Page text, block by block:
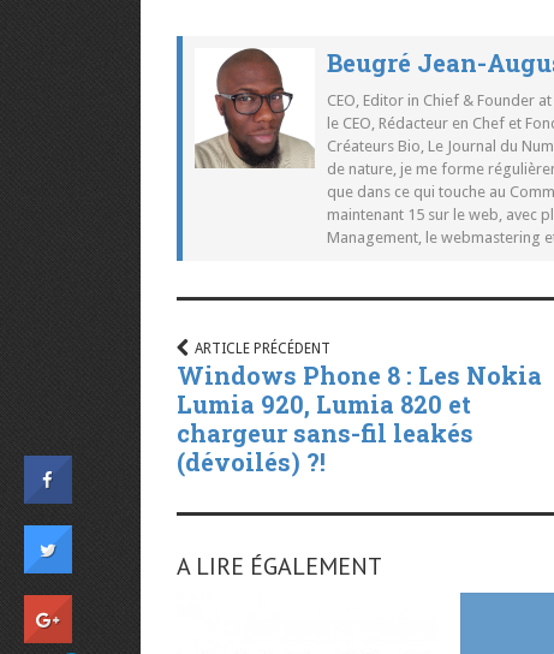
Beugré Jean-
CEO, Editor in Chief & Founder
le CEO, Rédacteur en Chef et
Créateurs Bio, Le Journal du
de nature, je me forme
que dans ce qui touche au
maintenant 15 sur le web, avec
Management, le webmastering
ARTICLE PRÉCÉDENT
Windows Phone 8 : Les Nokia
Lumia 920, Lumia 820 et
chargeur sans-fil leakés
(dévoilés) ?!
A LIRE ÉGALEMENT